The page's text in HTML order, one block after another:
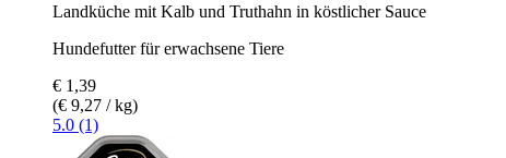
Landküche mit Kalb und Truthahn in köstlicher Sauce
Hundefutter für erwachsene Tiere
€ 1,39
(€ 9,27 / kg)
5.0 (1)